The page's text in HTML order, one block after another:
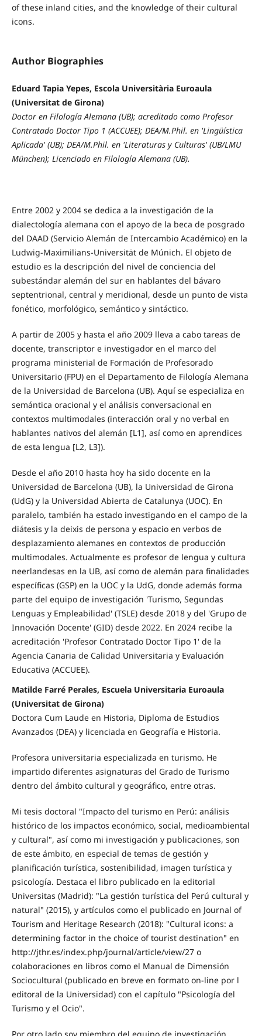
of these inland cities, and the knowledge of their cultural
icons.
Author Biographies
Eduard Tapia Yepes, Escola Universitària Euroaula
(Universitat de Girona)
Doctor en Filología Alemana (UB); acreditado como Profesor
Contratado Doctor Tipo 1 (ACCUEE); DEA/M.Phil. en 'Lingüística
Aplicada' (UB); DEA/M.Phil. en 'Literaturas y Culturas' (UB/LMU
München); Licenciado en Filología Alemana (UB).
Entre 2002 y 2004 se dedica a la investigación de la
dialectología alemana con el apoyo de la beca de posgrado
del DAAD (Servicio Alemán de Intercambio Académico) en la
Ludwig-Maximilians-Universität de Múnich. El objeto de
estudio es la descripción del nivel de conciencia del
subestándar alemán del sur en hablantes del bávaro
septentrional, central y meridional, desde un punto de vista
fonético, morfológico, semántico y sintáctico.
A partir de 2005 y hasta el año 2009 lleva a cabo tareas de
docente, transcriptor e investigador en el marco del
programa ministerial de Formación de Profesorado
Universitario (FPU) en el Departamento de Filología Alemana
de la Universidad de Barcelona (UB). Aquí se especializa en
semántica oracional y el análisis conversacional en
contextos multimodales (interacción oral y no verbal en
hablantes nativos del alemán [L1], así como en aprendices
de esta lengua [L2, L3]).
Desde el año 2010 hasta hoy ha sido docente en la
Universidad de Barcelona (UB), la Universidad de Girona
(UdG) y la Universidad Abierta de Catalunya (UOC). En
paralelo, también ha estado investigando en el campo de la
diátesis y la deixis de persona y espacio en verbos de
desplazamiento alemanes en contextos de producción
multimodales. Actualmente es profesor de lengua y cultura
neerlandesas en la UB, así como de alemán para finalidades
específicas (GSP) en la UOC y la UdG, donde además forma
parte del equipo de investigación 'Turismo, Segundas
Lenguas y Empleabilidad' (TSLE) desde 2018 y del 'Grupo de
Innovación Docente' (GID) desde 2022. En 2024 recibe la
acreditación 'Profesor Contratado Doctor Tipo 1' de la
Agencia Canaria de Calidad Universitaria y Evaluación
Educativa (ACCUEE).
Matilde Farré Perales, Escuela Universitaria Euroaula
(Universitat de Girona)
Doctora Cum Laude en Historia, Diploma de Estudios
Avanzados (DEA) y licenciada en Geografía e Historia.
Profesora universitaria especializada en turismo. He
impartido diferentes asignaturas del Grado de Turismo
dentro del ámbito cultural y geográfico, entre otras.
Mi tesis doctoral "Impacto del turismo en Perú: análisis
histórico de los impactos económico, social, medioambiental
y cultural", así como mi investigación y publicaciones, son
de este ámbito, en especial de temas de gestión y
planificación turística, sostenibilidad, imagen turística y
psicología. Destaca el libro publicado en la editorial
Universitas (Madrid): "La gestión turística del Perú cultural y
natural" (2015), y artículos como el publicado en Journal of
Tourism and Heritage Research (2018): "Cultural icons: a
determining factor in the choice of tourist destination" en
http://jthr.es/index.php/journal/article/view/27 o
colaboraciones en libros como el Manual de Dimensión
Sociocultural (publicado en breve en formato on-line por l
editoral de la Universidad) con el capítulo "Psicología del
Turismo y el Ocio".